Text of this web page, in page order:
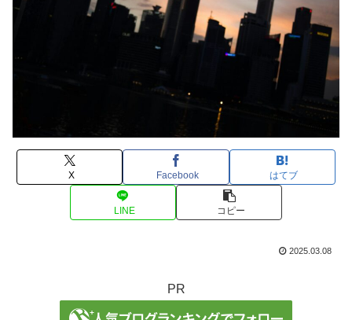
X Facebook はてブ
LINE コピー
2025.03.08
PR